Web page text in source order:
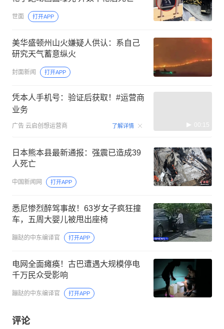
世面 打开APP
美华盛顿州山火嫌疑人供认：系自己
研究天气蓄意纵火
封面新闻 打开APP
凭本人手机号：验证后获取！#运营商
业务
广告 云启创想运营商 了解详情 00:15
日本熊本县最新通报：强震已造成39
人死亡
中国新闻网 打开APP
悉尼惨烈醉驾事故！63岁女子疯狂撞
车，五周大婴儿被甩出座椅
蹦跶的中东编译官 打开APP
电网全面瘫痪！古巴遭遇大规模停电
千万民众受影响
蹦跶的中东编译官 打开APP
评论